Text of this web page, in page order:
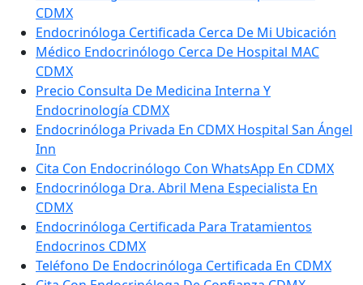
CDMX
Endocrinóloga Certificada Cerca De Mi Ubicación
Médico Endocrinólogo Cerca De Hospital MAC
CDMX
Precio Consulta De Medicina Interna Y
Endocrinología CDMX
Endocrinóloga Privada En CDMX Hospital San Ángel
Inn
Cita Con Endocrinólogo Con WhatsApp En CDMX
Endocrinóloga Dra. Abril Mena Especialista En
CDMX
Endocrinóloga Certificada Para Tratamientos
Endocrinos CDMX
Teléfono De Endocrinóloga Certificada En CDMX